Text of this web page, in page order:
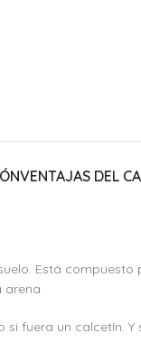
VENTAJAS DEL
Está
arena.
fuera un calcetín.